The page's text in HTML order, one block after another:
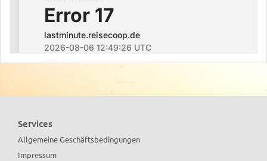
Services
Allgemeine Geschäftsbedingungen
Impressum